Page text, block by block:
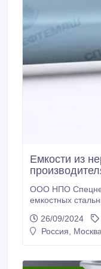
Емкости из
ООО НПО
емкостных
предлагаем
СНГ. Мы
Аппараты
26/09/2024
Россия, Москва